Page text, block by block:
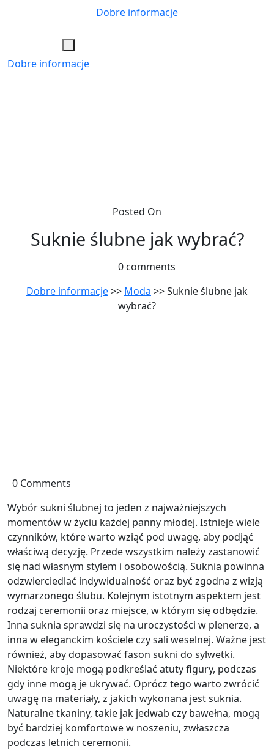
Dobre informacje
Dobre informacje
Posted On
Suknie ślubne jak wybrać?
0 comments
Dobre informacje>> Moda >> Suknie ślubne jak
wybrać?
0 Comments
Wybór sukni ślubnej to jeden z najważniejszych
momentów w życiu każdej panny młodej. Istnieje wiele
czynników, które warto wziąć pod uwagę, aby podjąć
właściwą decyzję. Przede wszystkim należy zastanowić
się nad własnym stylem i osobowością. Suknia powinna
odzwierciedlać indywidualność oraz być zgodna z wizją
wymarzonego ślubu. Kolejnym istotnym aspektem jest
rodzaj ceremonii oraz miejsce, w którym się odbędzie.
Inna suknia sprawdzi się na uroczystości w plenerze, a
inna w eleganckim kościele czy sali weselnej. Ważne jest
również, aby dopasować fason sukni do sylwetki.
Niektóre kroje mogą podkreślać atuty figury, podczas
gdy inne mogą je ukrywać. Oprócz tego warto zwrócić
uwagę na materiały, z jakich wykonana jest suknia.
Naturalne tkaniny, takie jak jedwab czy bawełna, mogą
być bardziej komfortowe w noszeniu, zwłaszcza
podczas letnich ceremonii.